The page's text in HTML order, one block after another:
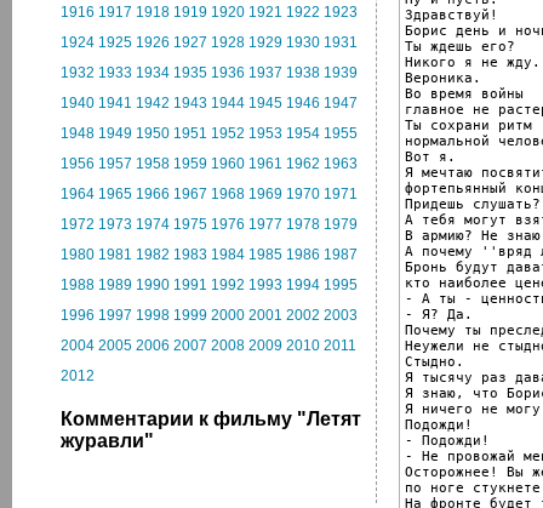
1916 1917 1918 1919 1920 1921 1922 1923
1924 1925 1926 1927 1928 1929 1930 1931
1932 1933 1934 1935 1936 1937 1938 1939
1940 1941 1942 1943 1944 1945 1946 1947
1948 1949 1950 1951 1952 1953 1954 1955
1956 1957 1958 1959 1960 1961 1962 1963
1964 1965 1966 1967 1968 1969 1970 1971
1972 1973 1974 1975 1976 1977 1978 1979
1980 1981 1982 1983 1984 1985 1986 1987
1988 1989 1990 1991 1992 1993 1994 1995
1996 1997 1998 1999 2000 2001 2002 2003
2004 2005 2006 2007 2008 2009 2010 2011
2012
Комментарии к фильму "Летят
журавли"
Здравствуй!
Борис день и
Ты ждешь его?
Никого я не жду.
Вероника.
Во время войны
главное не
Ты сохрани ритм
нормальной
Вот я.
Я мечтаю
фортепьянный
Придешь слушать?
А тебя могут
В армию? Не
А почему ''вряд
Бронь будут
кто наиболее
- А ты -
- Я? Да.
Почему ты
Неужели не
Стыдно.
Я тысячу раз
Я знаю, что
Я ничего не
Подожди!
- Подожди!
- Не провожай
Осторожнее! Вы
по ноге
На фронте будет